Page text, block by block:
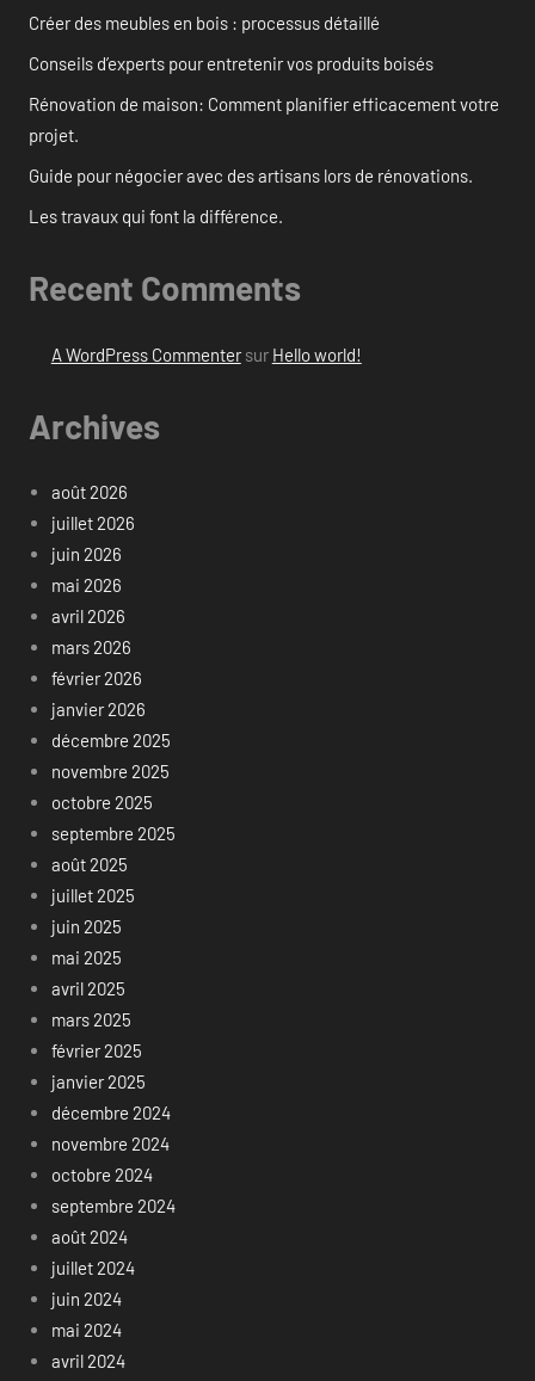
Créer des meubles en bois : processus détaillé
Conseils d’experts pour entretenir vos produits boisés
Rénovation de maison: Comment planifier efficacement votre
projet.
Guide pour négocier avec des artisans lors de rénovations.
Les travaux qui font la différence.
Recent Comments
A WordPress Commentersur Hello world!
Archives
août 2026
juillet 2026
juin 2026
mai 2026
avril 2026
mars 2026
février 2026
janvier 2026
décembre 2025
novembre 2025
octobre 2025
septembre 2025
août 2025
juillet 2025
juin 2025
mai 2025
avril 2025
mars 2025
février 2025
janvier 2025
décembre 2024
novembre 2024
octobre 2024
septembre 2024
août 2024
juillet 2024
juin 2024
mai 2024
avril 2024